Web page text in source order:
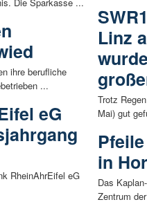
Die Sparkasse ...
ihre berufliche
...
eG
RheinAhrEifel eG
Linz
Trotz
Mai) gut
in
Das
Zentrum